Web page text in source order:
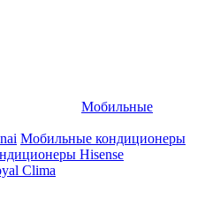
Мобильные
Мобильные кондиционеры
Hisense
Clima